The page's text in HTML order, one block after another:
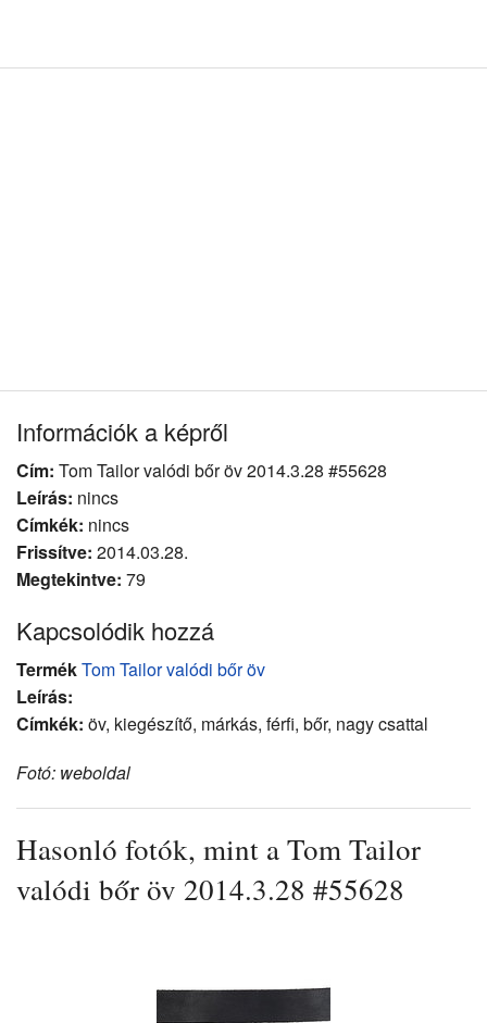
Információk a képről
Cím: Tom Tailor valódi bőr öv 2014.3.28 #55628
Leírás: nincs
Címkék: nincs
Frissítve: 2014.03.28.
Megtekintve: 79
Kapcsolódik hozzá
TermékTom Tailor valódi bőr öv
Leírás:
Címkék: öv, kiegészítő, márkás, férfi, bőr, nagy csattal
Fotó: weboldal
Hasonló fotók, mint a Tom Tailor
valódi bőr öv 2014.3.28 #55628